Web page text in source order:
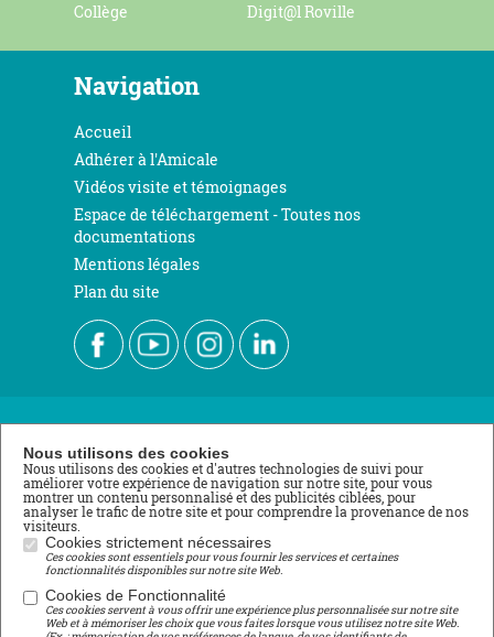
Collège
Digit@l Roville
Navigation
Accueil
Adhérer à l'Amicale
Vidéos visite et témoignages
Espace de téléchargement - Toutes nos
documentations
Mentions légales
Plan du site
Nous contacter
École de Roville
3 rue du Stade
88700 ROVILLE AUX CHÊNES
Tél : 03 29 65 11 04
lycee@roville.fr
Centre de Formation Professionnelle
Nous utilisons des cookies
Nous utilisons des cookies et d'autres technologies de suivi pour
améliorer votre expérience de navigation sur notre site, pour vous
montrer un contenu personnalisé et des publicités ciblées, pour
analyser le trafic de notre site et pour comprendre la provenance de nos
visiteurs.
Cookies strictement nécessaires
Ces cookies sont essentiels pour vous fournir les services et certaines
fonctionnalités disponibles sur notre site Web.
Cookies de Fonctionnalité
Ces cookies servent à vous offrir une expérience plus personnalisée sur notre site
Web et à mémoriser les choix que vous faites lorsque vous utilisez notre site Web.